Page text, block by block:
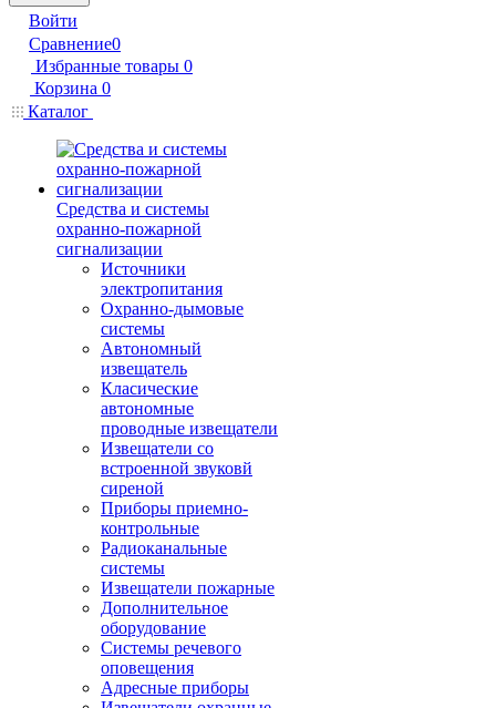
Войти
Сравнение0
Избранные товары 0
Корзина 0
Каталог
Средства и системы
охранно-пожарной
сигнализации
Источники
электропитания
Охранно-дымовые
системы
Автономный
извещатель
Класические
автономные
проводные извещатели
Извещатели со
встроенной звуковй
сиреной
Приборы приемно-
контрольные
Радиоканальные
системы
Извещатели пожарные
Дополнительное
оборудование
Системы речевого
оповещения
Адресные приборы